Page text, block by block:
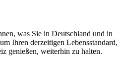
was Sie in Deutschland und in
Ihren derzeitigen Lebensstandard,
genießen, weiterhin zu halten.